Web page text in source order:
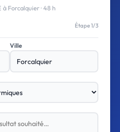
à Forcalquier · 48 h
Étape 1/3
Ville